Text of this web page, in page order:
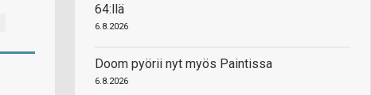
64:llä
6.8.2026
Doom pyörii nyt myös Paintissa
6.8.2026